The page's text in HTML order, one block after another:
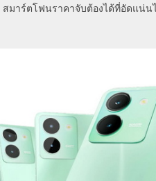
สมาร์ตโฟนราคาจับต้องได้ที่อัดแน่น